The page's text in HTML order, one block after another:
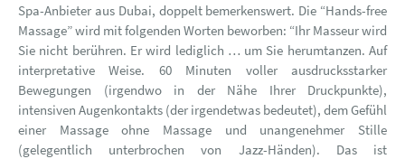
Spa-Anbieter aus Dubai, doppelt bemerkenswert. Die “Hands-free
Massage” wird mit folgenden Worten beworben: “Ihr Masseur wird
Sie nicht berühren. Er wird lediglich … um Sie herumtanzen. Auf
interpretative Weise. 60 Minuten voller ausdrucksstarker
Bewegungen (irgendwo in der Nähe Ihrer Druckpunkte),
intensiven Augenkontakts (der irgendetwas bedeutet), dem Gefühl
einer Massage ohne Massage und unangenehmer Stille
(gelegentlich unterbrochen von Jazz-Händen). Das ist